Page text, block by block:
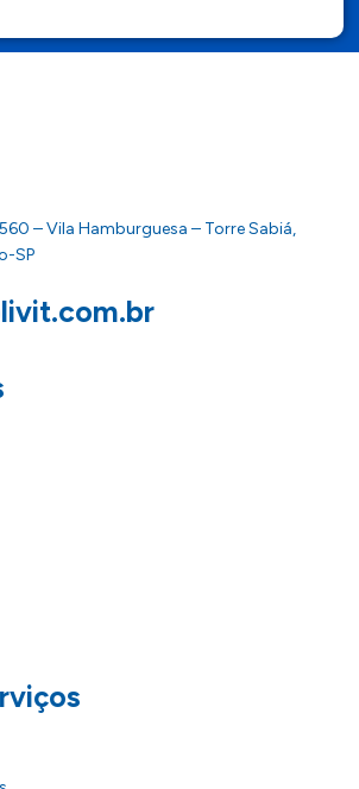
– Vila Hamburguesa – Torre Sabiá,
SP